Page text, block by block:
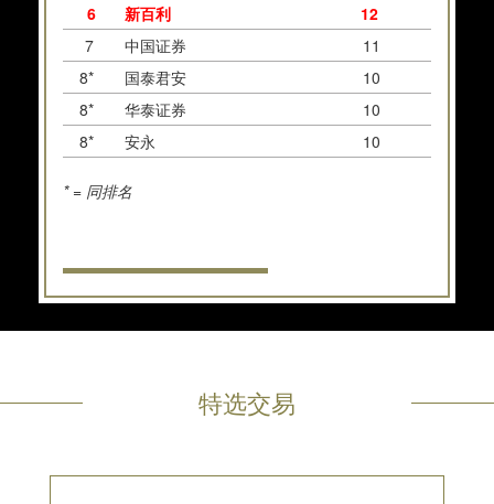
6
新百利 12
7
中国证券 11
8*
国泰君安 10
8*
华泰证券 10
8*
安永 10
* = 同排名
特选交易